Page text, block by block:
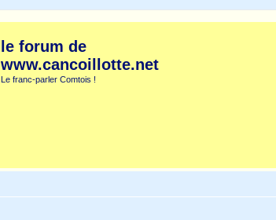
le forum de
www.cancoillotte.net
Le franc-parler Comtois !